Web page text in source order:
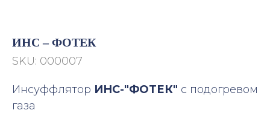
ИНС – ФОТЕК
SKU: 000007
Инсуффлятор ИНС-"ФОТЕК" с подогревом
газа